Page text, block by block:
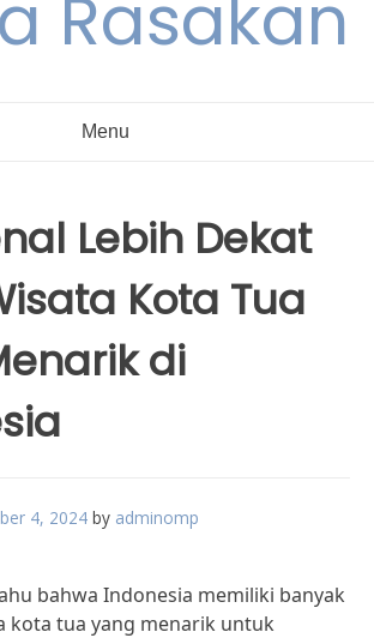
Rasakan
Menu
Lebih Dekat
Kota Tua
di
4, 2024 by adminomp
bahwa Indonesia memiliki banyak
kota tua yang menarik untuk